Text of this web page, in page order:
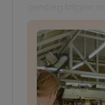
Liever iets
excursie
een leuke
drukke dag kan